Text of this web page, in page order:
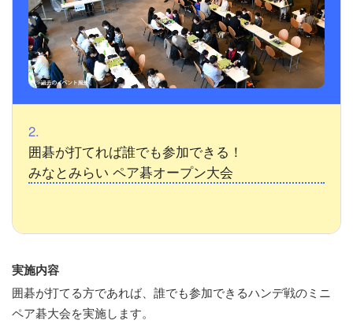
2.
囲碁が打てれば誰でも参加できる！
みなとみらい ペア碁オープン大会
実施内容
囲碁が打てる方であれば、誰でも参加できるハンデ戦のミニ
ペア碁大会を実施します。